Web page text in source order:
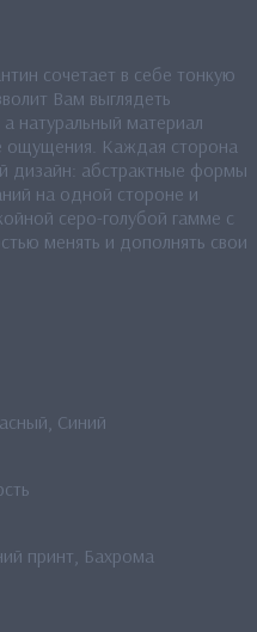
сочетает в себе тонкую
Вам выглядеть
натуральный материал
ощущения. Каждая сторона
дизайн: абстрактные формы
на одной стороне и
серо-голубой гамме с
менять и дополнять свои
Синий
принт, Бахрома